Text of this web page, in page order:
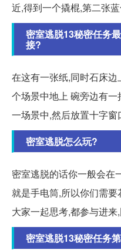
近,得到一个撬棍,第二张蓝
密室逃脱13秘密任务
接?
在这有一张纸,同时石床
个场景中地上 碗旁边有
一场景中,然后放置十字窗
密室逃脱怎么玩?
密室逃脱的话你一般会在
就是手电筒,所以你们需
大家一起思考,都参与进来
密室逃脱13秘密任务